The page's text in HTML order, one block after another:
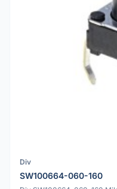
Div
SW100664-060-160